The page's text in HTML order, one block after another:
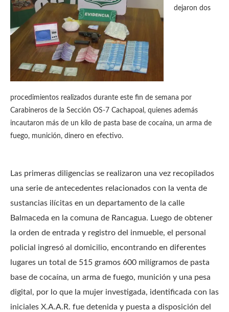
dejaron dos
procedimientos realizados durante este fin de semana por
Carabineros de la Sección OS-7 Cachapoal, quienes además
incautaron más de un kilo de pasta base de cocaína, un arma de
fuego, munición, dinero en efectivo.
Las primeras diligencias se realizaron una vez recopilados
una serie de antecedentes relacionados con la venta de
sustancias ilícitas en un departamento de la calle
Balmaceda en la comuna de Rancagua. Luego de obtener
la orden de entrada y registro del inmueble, el personal
policial ingresó al domicilio, encontrando en diferentes
lugares un total de 515 gramos 600 milígramos de pasta
base de cocaína, un arma de fuego, munición y una pesa
digital, por lo que la mujer investigada, identificada con las
iniciales X.A.A.R. fue detenida y puesta a disposición del